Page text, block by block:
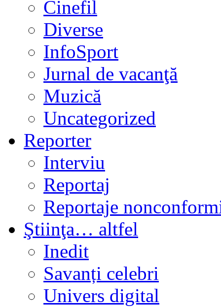
Cinefil
Diverse
InfoSport
Jurnal de vacanţă
Muzică
Uncategorized
Reporter
Interviu
Reportaj
Reportaje
Ştiinţa… altfel
Inedit
Savanți celebri
Univers digital